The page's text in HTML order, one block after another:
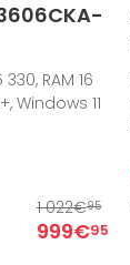
RAM 16
Windows 11
1 022€95
999€95